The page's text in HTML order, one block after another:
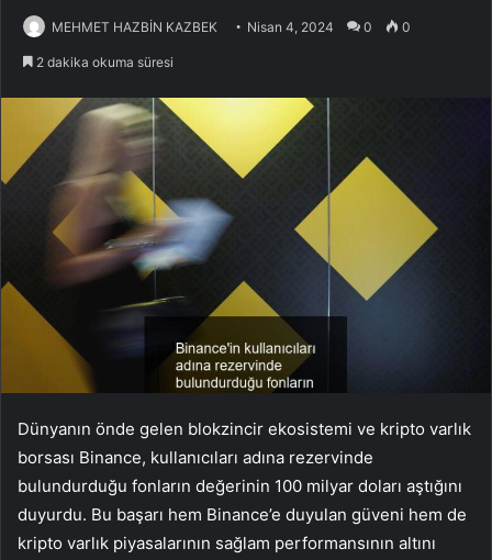
MEHMET HAZBİN KAZBEK Nisan 4, 2024 0 0
2 dakika okuma süresi
Dünyanın önde gelen blokzincir ekosistemi ve kripto varlık
borsası Binance, kullanıcıları adına rezervinde
bulundurduğu fonların değerinin 100 milyar doları aştığını
duyurdu. Bu başarı hem Binance’e duyulan güveni hem de
kripto varlık piyasalarının sağlam performansının altını